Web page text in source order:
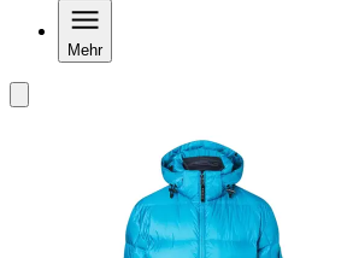
Mehr